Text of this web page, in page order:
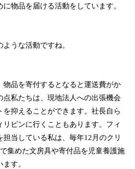
物品を届ける活動をしています。
うな活動ですね。
物品を寄付するとなると運送費がか
点私たちは、現地法人への出張機会
を抑えることができます。社長自ら
リピンに行くこともあります。フィ
担当している私は、毎年12月のクリ
集めた文房具や寄付品を児童養護施
す。